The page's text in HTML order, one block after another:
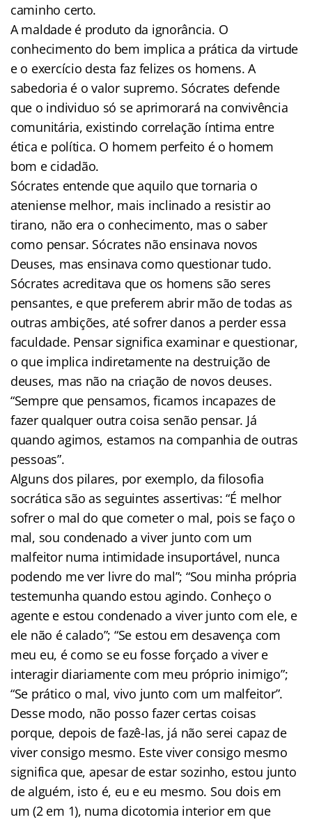
caminho certo.
A maldade é produto da ignorância. O
conhecimento do bem implica a prática da virtude
e o exercício desta faz felizes os homens. A
sabedoria é o valor supremo. Sócrates defende
que o individuo só se aprimorará na convivência
comunitária, existindo correlação íntima entre
ética e política. O homem perfeito é o homem
bom e cidadão.
Sócrates entende que aquilo que tornaria o
ateniense melhor, mais inclinado a resistir ao
tirano, não era o conhecimento, mas o saber
como pensar. Sócrates não ensinava novos
Deuses, mas ensinava como questionar tudo.
Sócrates acreditava que os homens são seres
pensantes, e que preferem abrir mão de todas as
outras ambições, até sofrer danos a perder essa
faculdade. Pensar significa examinar e questionar,
o que implica indiretamente na destruição de
deuses, mas não na criação de novos deuses.
“Sempre que pensamos, ficamos incapazes de
fazer qualquer outra coisa senão pensar. Já
quando agimos, estamos na companhia de outras
pessoas”.
Alguns dos pilares, por exemplo, da filosofia
socrática são as seguintes assertivas: “É melhor
sofrer o mal do que cometer o mal, pois se faço o
mal, sou condenado a viver junto com um
malfeitor numa intimidade insuportável, nunca
podendo me ver livre do mal”; “Sou minha própria
testemunha quando estou agindo. Conheço o
agente e estou condenado a viver junto com ele, e
ele não é calado”; “Se estou em desavença com
meu eu, é como se eu fosse forçado a viver e
interagir diariamente com meu próprio inimigo”;
“Se prático o mal, vivo junto com um malfeitor”.
Desse modo, não posso fazer certas coisas
porque, depois de fazê-las, já não serei capaz de
viver consigo mesmo. Este viver consigo mesmo
significa que, apesar de estar sozinho, estou junto
de alguém, isto é, eu e eu mesmo. Sou dois em
um (2 em 1), numa dicotomia interior em que